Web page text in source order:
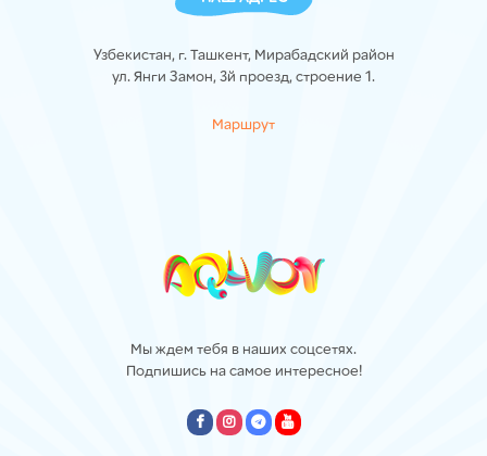
Узбекистан, г. Ташкент, Мирабадский район
ул. Янги Замон, 3й проезд, строение 1.
Маршрут
Мы ждем тебя в наших соцсетях.
Подпишись на самое интересное!
emptyemptyemptyempty